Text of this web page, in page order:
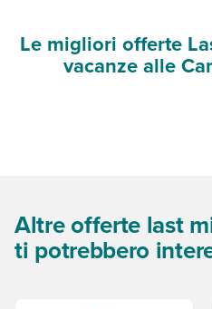
Le migliori offerte
vacanze alle
Altre offerte last
ti potrebbero